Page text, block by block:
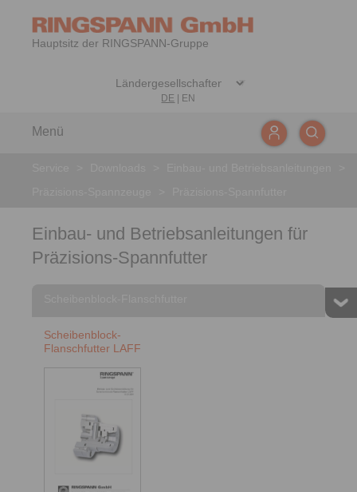
Hauptsitz der RINGSPANN-Gruppe
DE EN
Menü
Einbau- und Betriebsanleitungen für
Präzisions-Spannfutter
Scheibenblock-
Flanschfutter LAFF